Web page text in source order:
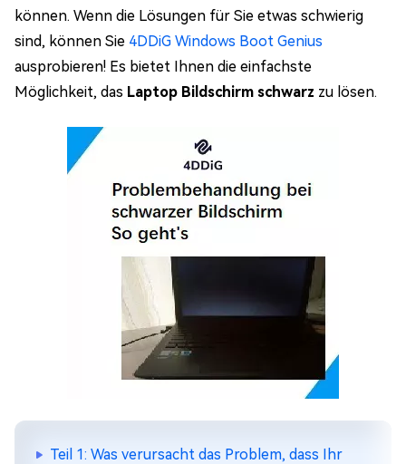
können. Wenn die Lösungen für Sie etwas schwierig
sind, können Sie 4DDiG Windows Boot Genius
ausprobieren! Es bietet Ihnen die einfachste
Möglichkeit, das Laptop Bildschirm schwarz zu lösen.
Teil 1: Was verursacht das Problem, dass Ihr